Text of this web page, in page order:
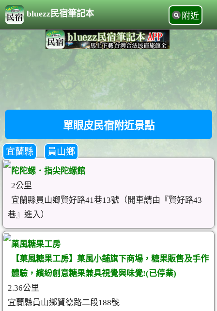
bluezz民宿筆記本 附近
單眼皮民宿附近景點
宜蘭縣 員山鄉
陀陀螺．指尖陀螺館
2公里
宜蘭縣員山鄉賢好路41巷13號（開車請由『賢好路43
巷』進入）
菓風糖果工房
【菓風糖果工房】菓風小舖旗下商場，糖果販售及手作
體驗，繽紛創意糖果兼具視覺與味覺!(已停業)
2.36公里
宜蘭縣員山鄉賢德路二段188號